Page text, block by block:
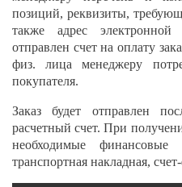
позиций, реквизиты,
также адрес
отправлен счет на оплату
физ. лица менеджеру
покупателя.
Заказ будет отправлен
расчетный счет. При
необходимые финансовые
транспортная накладная,